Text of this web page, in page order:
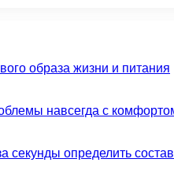
образа жизни и питания
навсегда с
секунды определить